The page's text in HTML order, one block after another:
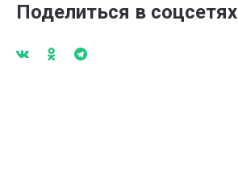
Поделиться в соцсетях